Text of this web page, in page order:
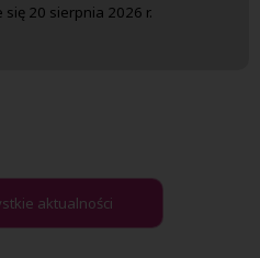
20 sierpnia 2026 r.
aktualności